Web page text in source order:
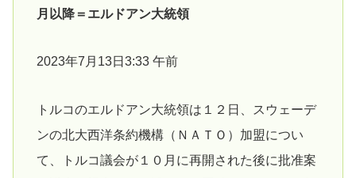
月以降＝エルドアン大統領
2023年7月13日3:33 午前
トルコのエルドアン大統領は１２日、スウェーデ
ンの北大西洋条約機構（ＮＡＴＯ）加盟につい
て、トルコ議会が１０月に再開された後に批准案